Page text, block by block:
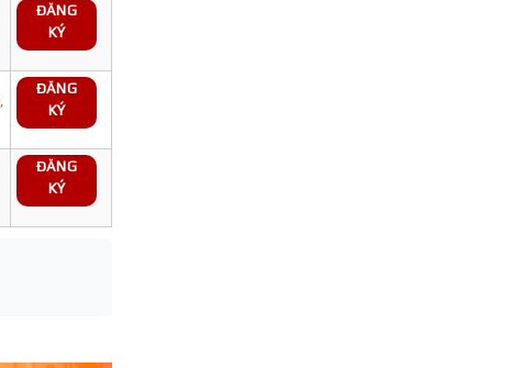
ĐĂNG
KÝ
ĐĂNG
KÝ
ĐĂNG
KÝ